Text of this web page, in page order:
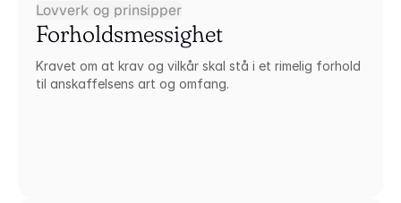
Lovverk og prinsipper
Forholdsmessighet
Kravet om at krav og vilkår skal stå i et rimelig forhold
til anskaffelsens art og omfang.